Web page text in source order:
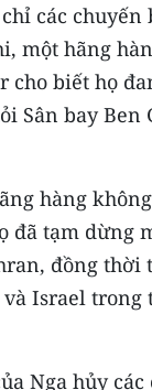
núi phía Bắc
Hồng
Bộ và Tây
các chuyến
một hãng
cho biết họ
Sân bay Ben
hàng
đã tạm dừng
đồng thời
Israel trong
Nga hủy